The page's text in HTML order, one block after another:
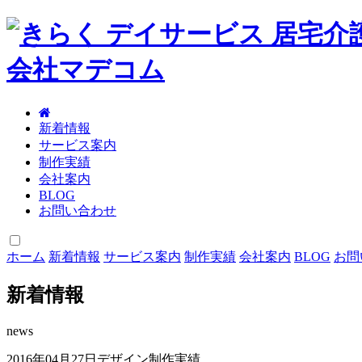
新着情報
サービス案内
制作実績
会社案内
BLOG
お問い合わせ
ホーム 新着情報 サービス案内 制作実績 会社案内 BLOG お
新着情報
news
2016年04月27日 デザイン制作実績